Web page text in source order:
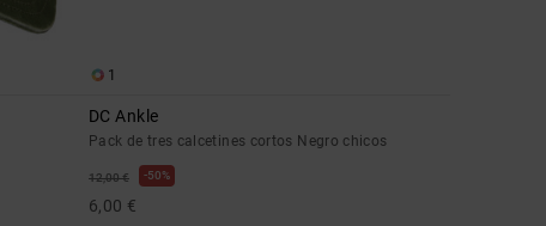
1
DC Ankle
Pack de tres calcetines cortos Negro chicos
12,00 € 50%
6,00 €